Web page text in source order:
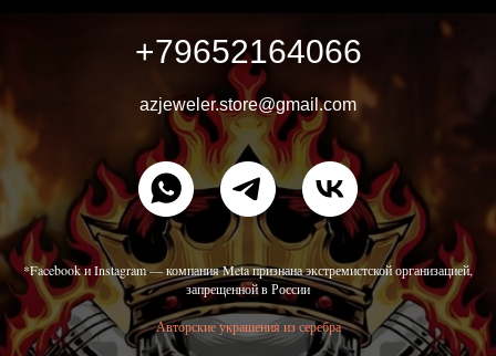
+79652164066
azjeweler.store@gmail.com
*Facebook и Instagram — компания Meta признана экстремистской организацией,
запрещенной в России
Авторские украшения из серебра